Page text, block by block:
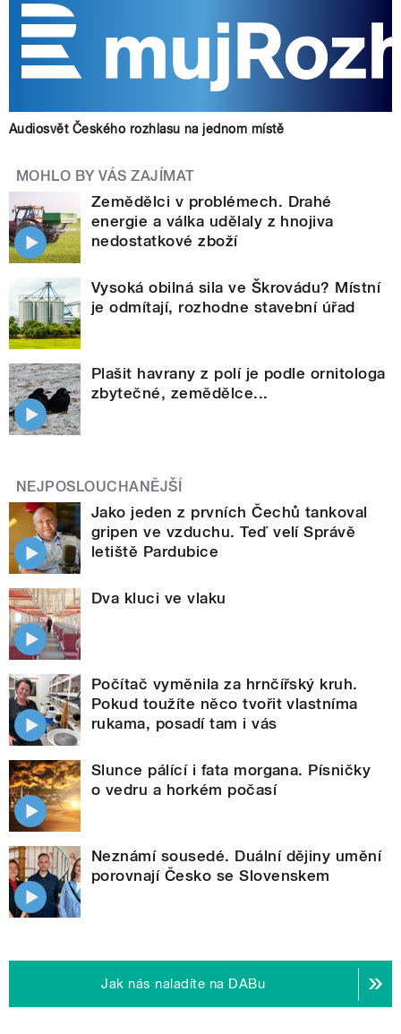
Audiosvět Českého rozhlasu na jednom místě
MOHLO BY VÁS ZAJÍMAT
Zemědělci v problémech. Drahé
energie a válka udělaly z hnojiva
nedostatkové zboží
Vysoká obilná sila ve Škrovádu? Místní
je odmítají, rozhodne stavební úřad
Plašit havrany z polí je podle ornitologa
zbytečné, zemědělce...
NEJPOSLOUCHANĚJŠÍ
Jako jeden z prvních Čechů tankoval
gripen ve vzduchu. Teď velí Správě
letiště Pardubice
Dva kluci ve vlaku
Počítač vyměnila za hrnčířský kruh.
Pokud toužíte něco tvořit vlastníma
rukama, posadí tam i vás
Slunce pálící i fata morgana. Písničky
o vedru a horkém počasí
Neznámí sousedé. Duální dějiny umění
porovnají Česko se Slovenskem
Jak nás naladíte na DABu